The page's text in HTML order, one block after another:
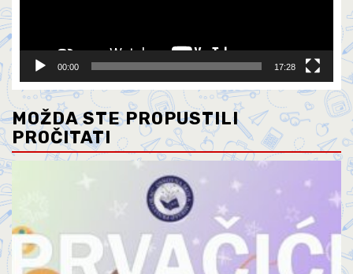
00:00 17:28
MOŽDA STE PROPUSTILI
PROČITATI